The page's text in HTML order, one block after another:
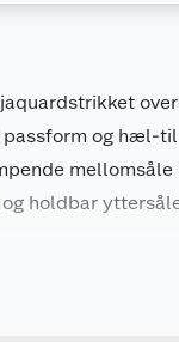
passform og hæl-
mellomsåle
holdbar